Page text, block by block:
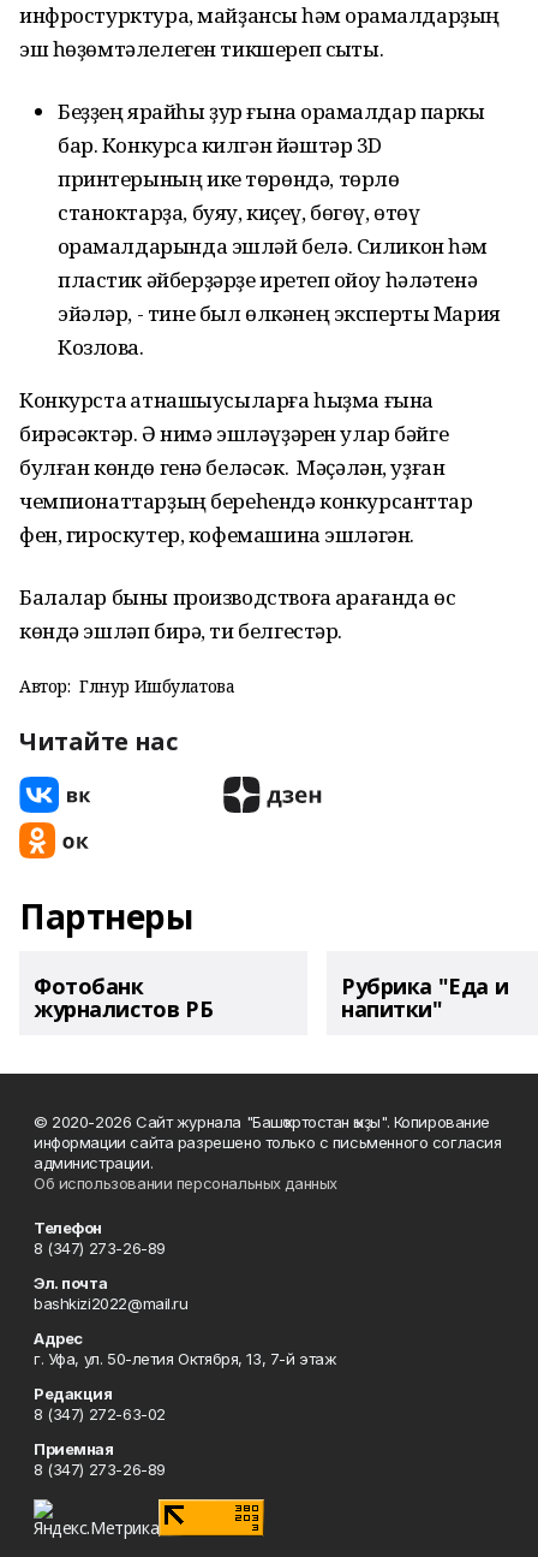
инфростурктура, майҙансыҡ һәм ҡорамалдарҙың
эш һөҙөмтәлелеген тикшереп сыҡты.
Беҙҙең ярайһы ҙур ғына ҡорамалдар паркы
бар. Конкурсҡа килгән йәштәр 3D
принтерының ике төрөндә, төрлө
станоктарҙа, буяу, киҫеү, бөгөү, өтөү
ҡорамалдарында эшләй белә. Силикон һәм
пластик әйберҙәрҙе иретеп ҡойоу һәләтенә
эйәләр, - тине был өлкәнең эксперты Мария
Козлова.
Конкурста ҡатнашыусыларға һыҙма ғына
бирәсәктәр. Ә нимә эшләүҙәрен улар бәйге
булған көндө генә беләсәк. Мәҫәлән, уҙған
чемпионаттарҙың береһендә конкурсанттар
фен, гироскутер, кофемашина эшләгән.
Балалар быны производствоға ҡарағанда өс
көндә эшләп бирә, ти белгестәр.
Автор: Гөлнур Ишбулатова
Читайте нас
Партнеры
Фотобанк
журналистов РБ
Рубрика "Еда и
напитки"
© 2020-2026 Сайт журнала "Башҡортостан ҡыҙы". Копирование
информации сайта разрешено только с письменного согласия
администрации.
Об использовании персональных данных
Телефон
8 (347) 273-26-89
Эл. почта
bashkizi2022@mail.ru
Адрес
г. Уфа, ул. 50-летия Октября, 13, 7-й этаж
Редакция
8 (347) 272-63-02
Приемная
8 (347) 273-26-89